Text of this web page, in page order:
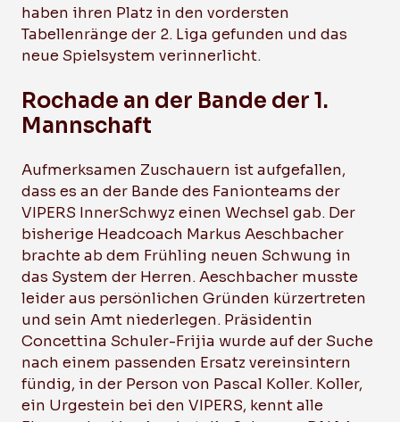
haben ihren Platz in den vordersten
Tabellenränge der 2. Liga gefunden und das
neue Spielsystem verinnerlicht.
Rochade an der Bande der 1.
Mannschaft
Aufmerksamen Zuschauern ist aufgefallen,
dass es an der Bande des Fanionteams der
VIPERS InnerSchwyz einen Wechsel gab. Der
bisherige Headcoach Markus Aeschbacher
brachte ab dem Frühling neuen Schwung in
das System der Herren. Aeschbacher musste
leider aus persönlichen Gründen kürzertreten
und sein Amt niederlegen. Präsidentin
Concettina Schuler-Frijia wurde auf der Suche
nach einem passenden Ersatz vereinsintern
fündig, in der Person von Pascal Koller. Koller,
ein Urgestein bei den VIPERS, kennt alle